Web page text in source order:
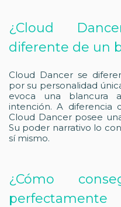
¿Cloud
diferente de un
Cloud Dancer se
por su personalidad
evoca una blancura
intención. A
Cloud Dancer posee
Su poder narrativo lo
sí mismo.
¿Cómo